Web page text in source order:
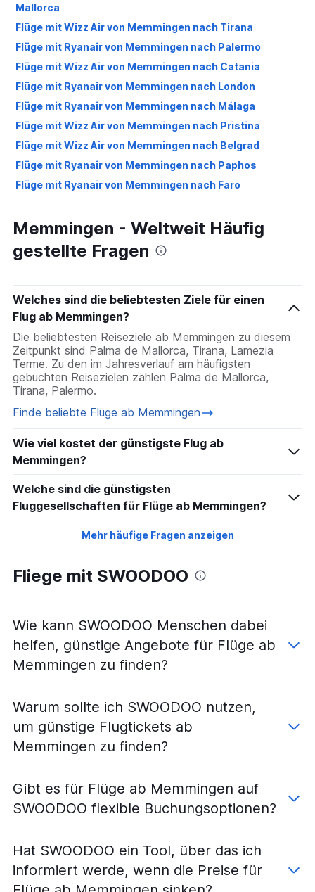
Mallorca
Flüge mit Wizz Air von Memmingen nach Tirana
Flüge mit Ryanair von Memmingen nach Palermo
Flüge mit Wizz Air von Memmingen nach Catania
Flüge mit Ryanair von Memmingen nach London
Flüge mit Ryanair von Memmingen nach Málaga
Flüge mit Wizz Air von Memmingen nach Pristina
Flüge mit Wizz Air von Memmingen nach Belgrad
Flüge mit Ryanair von Memmingen nach Paphos
Flüge mit Ryanair von Memmingen nach Faro
Flüge mit Ryanair von Memmingen nach Porto
Flüge mit Ryanair von Memmingen nach Alicante
Flüge mit Ryanair von Memmingen nach Luqa
Flüge mit Wizz Air von Memmingen nach Warna
Flüge mit Ryanair von Memmingen nach Dublin
Flüge mit Wizz Air von Memmingen nach Skopje
Flüge mit Ryanair von Memmingen nach Zagreb
Flüge mit Eurowings von Memmingen nach Palma de
Mallorca
Memmingen - Weltweit Häufig
gestellte Fragen
Welches sind die beliebtesten Ziele für einen
Flug ab Memmingen?
Die beliebtesten Reiseziele ab Memmingen zu diesem
Zeitpunkt sind Palma de Mallorca, Tirana, Lamezia
Terme. Zu den im Jahresverlauf am häufigsten
gebuchten Reisezielen zählen Palma de Mallorca,
Tirana, Palermo.
Finde beliebte Flüge ab Memmingen
Wie viel kostet der günstigste Flug ab
Memmingen?
Welche sind die günstigsten
Fluggesellschaften für Flüge ab Memmingen?
Mehr häufige Fragen anzeigen
Fliege mit SWOODOO
Wie kann SWOODOO Menschen dabei
helfen, günstige Angebote für Flüge ab
Memmingen zu finden?
Warum sollte ich SWOODOO nutzen,
um günstige Flugtickets ab
Memmingen zu finden?
Gibt es für Flüge ab Memmingen auf
SWOODOO flexible Buchungsoptionen?
Hat SWOODOO ein Tool, über das ich
informiert werde, wenn die Preise für